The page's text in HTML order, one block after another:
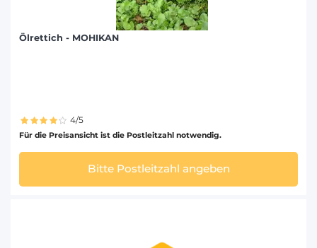
Ölrettich - MOHIKAN
4/5
Für die Preisansicht ist die Postleitzahl notwendig.
Bitte Postleitzahl angeben